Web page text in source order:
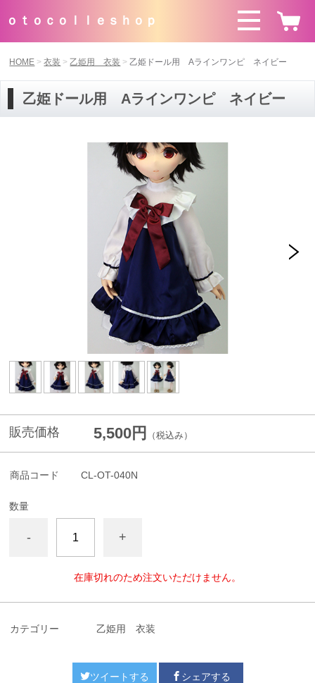
ｏｔｏｃｏｌｌｅｓｈｏｐ
HOME 衣装 乙姫用 衣装 乙姫ドール用 Aラインワンピ ネイビー
乙姫ドール用 Aラインワンピ ネイビー
販売価格 5,500円 （税込み）
商品コード CL-OT-040N
数量
- +
在庫切れのため注文いただけません。
カテゴリー 乙姫用 衣装
ツイートする シェアする